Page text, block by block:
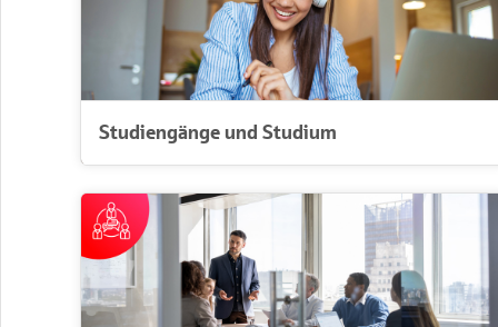
Studiengänge und Studium
Studiengänge und Studium
Management und Führung